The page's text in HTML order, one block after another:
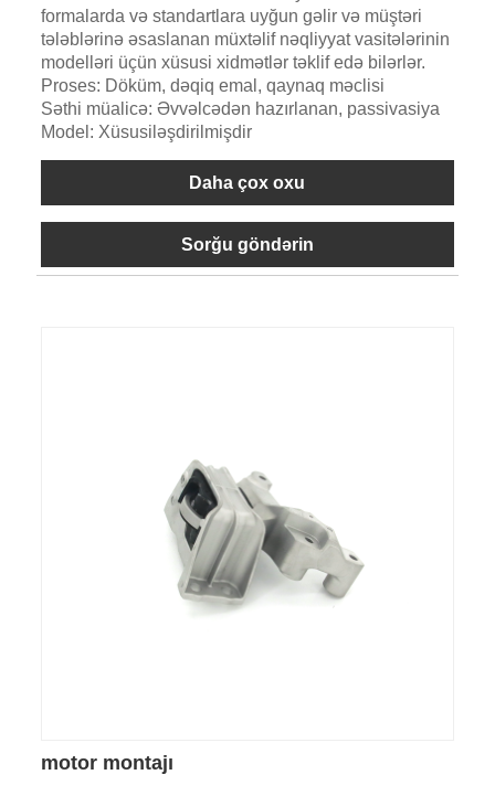
formalarda və standartlara uyğun gəlir və müştəri
tələblərinə əsaslanan müxtəlif nəqliyyat vasitələrinin
modelləri üçün xüsusi xidmətlər təklif edə bilərlər.
Proses: Döküm, dəqiq emal, qaynaq məclisi
Səthi müalicə: Əvvəlcədən hazırlanan, passivasiya
Model: Xüsusiləşdirilmişdir
Daha çox oxu
Sorğu göndərin
motor montajı